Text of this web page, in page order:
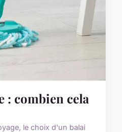
: combien cela
le choix d'un balai